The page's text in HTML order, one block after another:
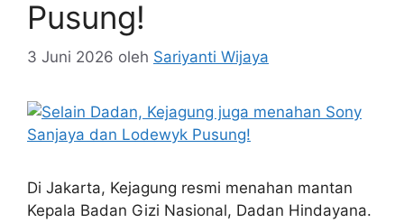
Pusung!
3 Juni 2026 oleh Sariyanti Wijaya
Di Jakarta, Kejagung resmi menahan mantan
Kepala Badan Gizi Nasional, Dadan Hindayana.